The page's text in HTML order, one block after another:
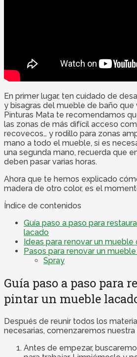
En primer lugar, ten cuidado de
y bisagras del mueble de baño que
Pinturas Mata te recomendamos
las zonas de más difícil acceso
recovecos… y rodillo para zonas
mano a todo el mueble, si es
una segunda mano, recuerda que
deben pasar varias horas.
Ahora que te hemos explicado
madera de otro color, es el
Índice de contenidos
Guía paso a paso para
lacado
Ideas para renovar un mueble
Pasos para renovar un
Spray
Guía paso a paso para
pintar un mueble
Después de reunir todos los
necesarias, comenzaremos nuestra
Antes de empezar,